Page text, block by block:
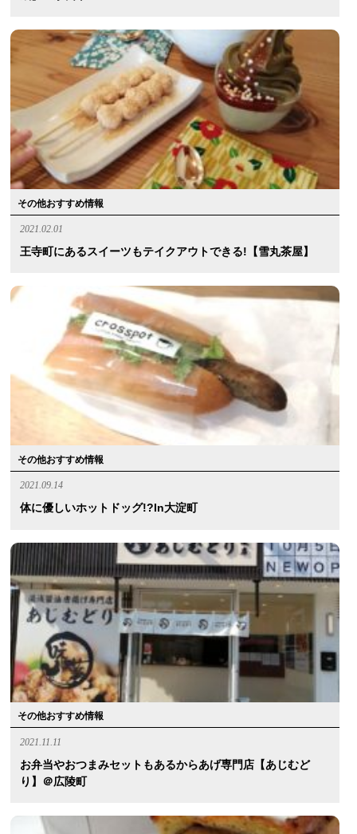
その他おすすめ情報
2021.02.01
王寺町にあるスイーツもテイクアウトできる!【雪丸茶屋】
その他おすすめ情報
2021.09.14
体に優しいホットドッグ!?in大淀町
その他おすすめ情報
2021.11.11
お弁当やおつまみセットもあるからあげ専門店【あじむど
り】＠広陵町